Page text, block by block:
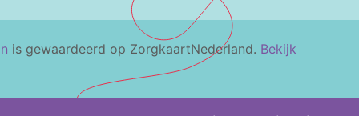
is gewaardeerd op ZorgkaartNederland. Bekijk